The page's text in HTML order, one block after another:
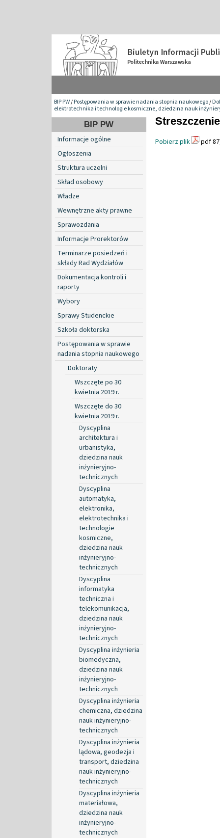
BIP PW/Postępowania w sprawie nadania stopnia naukowego/
elektrotechnika i technologie kosmiczne, dziedzina nauk
BIP PW
Informacje ogólne
Ogłoszenia
Struktura uczelni
Skład osobowy
Władze
Wewnętrzne akty prawne
Sprawozdania
Informacje Prorektorów
Terminarze posiedzeń i
składy Rad Wydziałów
Dokumentacja kontroli i
raporty
Wybory
Sprawy Studenckie
Szkoła doktorska
Postępowania w sprawie
nadania stopnia naukowego
Doktoraty
Wszczęte po 30
kwietnia 2019 r.
Wszczęte do 30
kwietnia 2019 r.
Dyscyplina
architektura i
urbanistyka,
dziedzina nauk
inżynieryjno-
technicznych
Dyscyplina
automatyka,
elektronika,
elektrotechnika i
technologie
kosmiczne,
dziedzina nauk
inżynieryjno-
technicznych
Dyscyplina
informatyka
techniczna i
telekomunikacja,
dziedzina nauk
inżynieryjno-
technicznych
Dyscyplina inżynieria
biomedyczna,
dziedzina nauk
inżynieryjno-
technicznych
Dyscyplina inżynieria
chemiczna, dziedzina
nauk inżynieryjno-
technicznych
Dyscyplina inżynieria
lądowa, geodezja i
transport, dziedzina
nauk inżynieryjno-
technicznych
Dyscyplina inżynieria
materiałowa,
dziedzina nauk
inżynieryjno-
technicznych
Streszczenie
Pobierz plik pdf